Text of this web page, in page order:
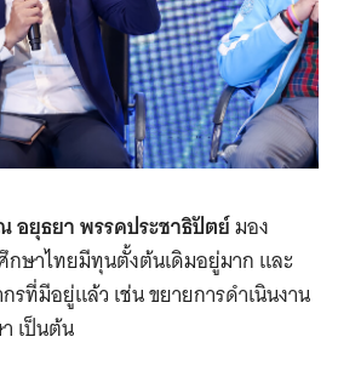
อยุธยาพรรคประชาธิปัตย์มอง
ษาไทยมีทุนตั้งต้นเดิมอยู่มาก และ
ที่มีอยู่แล้ว เช่น ขยายการดำเนินงาน
เป็นต้น